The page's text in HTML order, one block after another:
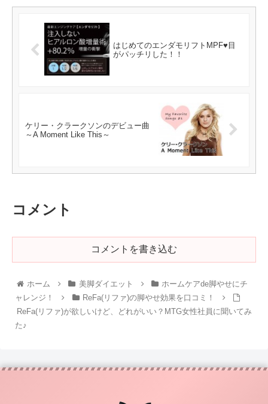
はじめてのエンダモリフトMPF♥目
がパッチリした！！
ケリー・クラークソンのデビュー曲
～A Moment Like This～
コメント
コメントを書き込む
ホーム 美脚ダイエット
ホームケアde脚やせにチ
ャレンジ！
ReFa(リファ)の脚やせ効果を口コミ！
ReFa(リファ)が欲しいけど、どれがいい？MTG女性社員に聞いてみ
た♪